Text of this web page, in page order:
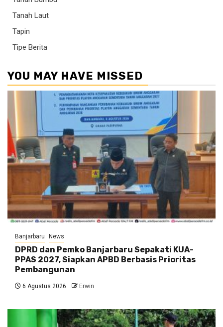
Tanah Laut
Tapin
Tipe Berita
YOU MAY HAVE MISSED
Banjarbaru News
DPRD dan Pemko Banjarbaru Sepakati KUA-
PPAS 2027, Siapkan APBD Berbasis Prioritas
Pembangunan
6 Agustus 2026 Erwin